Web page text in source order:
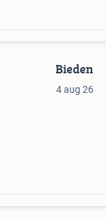
Bieden
4 aug 26